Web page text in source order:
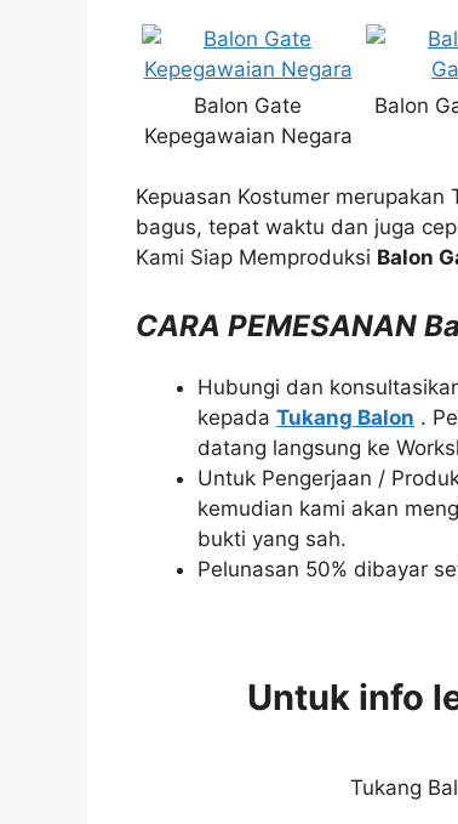
Balon Gate
Kepegawaian Negara
Balon
Kepuasan Kostumer merupakan
bagus, tepat waktu dan juga
Kami Siap Memproduksi Balon
CARA PEMESANAN
Hubungi dan
kepada Tukang Balon .
datang langsung ke
Untuk Pengerjaan /
kemudian kami akan
bukti yang sah.
Pelunasan 50% dibayar
Untuk info
Tukang